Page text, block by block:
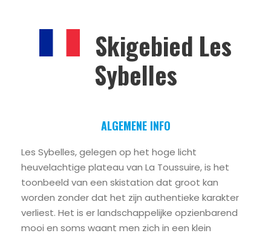
Skigebied Les
Sybelles
ALGEMENE INFO
Les Sybelles, gelegen op het hoge licht
heuvelachtige plateau van La Toussuire, is het
toonbeeld van een skistation dat groot kan
worden zonder dat het zijn authentieke karakter
verliest. Het is er landschappelijke opzienbarend
mooi en soms waant men zich in een klein